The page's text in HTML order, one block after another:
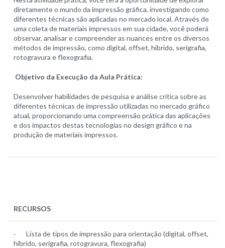
diretamente o mundo da impressão gráfica, investigando como
diferentes técnicas são aplicadas no mercado local. Através de
uma coleta de materiais impressos em sua cidade, você poderá
observar, analisar e compreender as nuances entre os diversos
métodos de impressão, como digital, offset, híbrido, serigrafia,
rotogravura e flexografia.
Objetivo da Execução da Aula Prática:
Desenvolver habilidades de pesquisa e análise crítica sobre as
diferentes técnicas de impressão utilizadas no mercado gráfico
atual, proporcionando uma compreensão prática das aplicações
e dos impactos destas tecnologias no design gráfico e na
produção de materiais impressos.
RECURSOS
· Lista de tipos de impressão para orientação (digital, offset,
híbrido, serigrafia, rotogravura, flexografia)